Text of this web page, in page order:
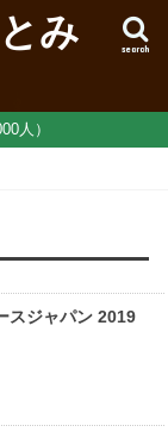
み
search
人）
スジャパン 2019